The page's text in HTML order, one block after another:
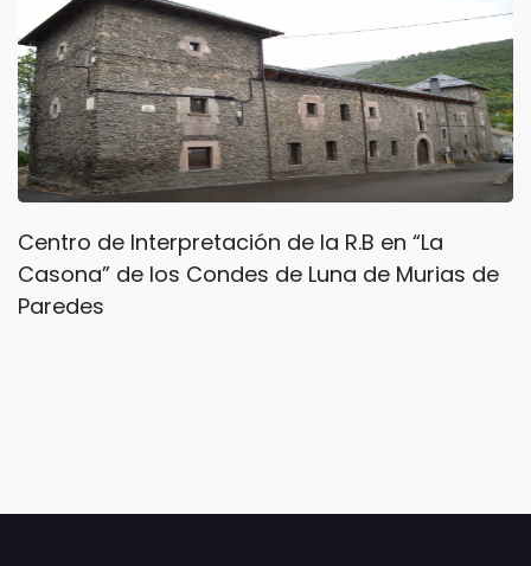
Centro de Interpretación de la R.B en “La
Casona” de los Condes de Luna de Murias de
Paredes